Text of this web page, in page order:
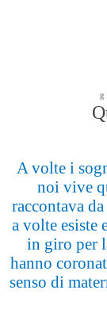
A volte i
noi vive
raccontava
a volte esiste
in giro per
hanno
senso di